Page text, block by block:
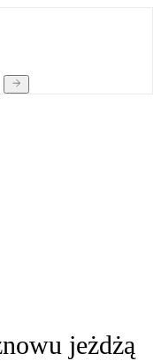
jeżdżą